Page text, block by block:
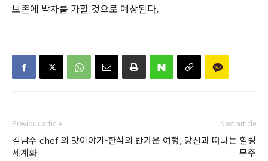
보존에 박차를 가할 것으로 예상된다.
Previous article
김남수 chef 의 맛이야기-한식의
세계화
Next article
반가운 여행, 당신과 떠나는 힐링
무주